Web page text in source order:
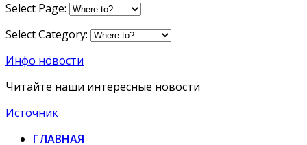
Select Page:
Select Category:
Инфо новости
Читайте наши интересные новости
Источник
ГЛАВНАЯ